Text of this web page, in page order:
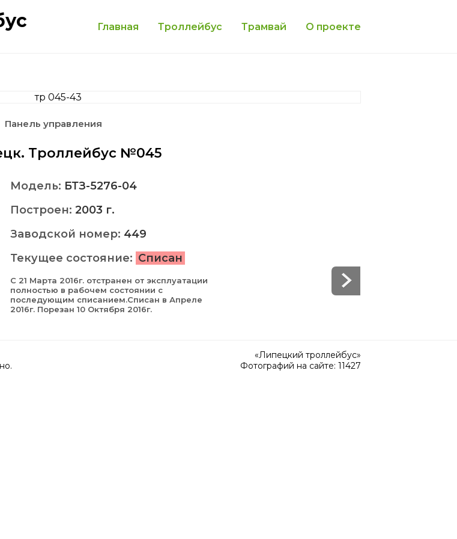
Главная Троллейбус Трамвай О проекте
Панель управления
Троллейбус №045
Модель: БТЗ-5276-04
Построен: 2003 г.
Заводской номер: 449
Текущее состояние: Списан
С 21 Марта 2016г. отстранен от эксплуатации
полностью в рабочем состоянии с
последующим списанием.Списан в Апреле
2016г. Порезан 10 Октября 2016г.
«Липецкий троллейбус»
Фотографий на сайте: 11427